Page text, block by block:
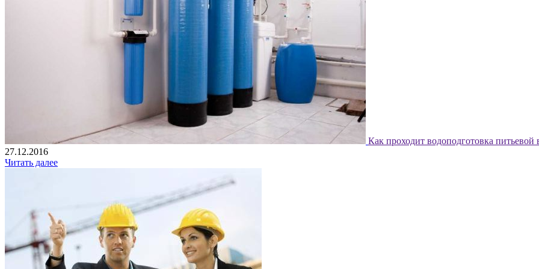
Как проходит водоподготовка питьевой
27.12.2016
Читать далее